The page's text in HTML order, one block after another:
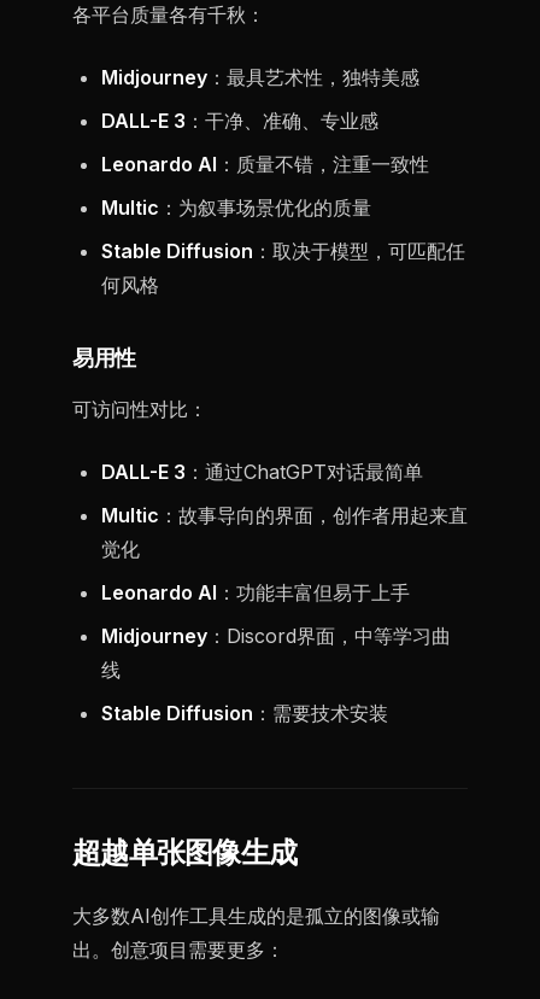
各平台质量各有千秋：
Midjourney ：最具艺术性，独特美感
DALL-E 3 ：干净、准确、专业感
Leonardo AI ：质量不错，注重一致性
Multic ：为叙事场景优化的质量
Stable Diffusion ：取决于模型，可匹配任
何风格
易用性
可访问性对比：
DALL-E 3 ：通过ChatGPT对话最简单
Multic ：故事导向的界面，创作者用起来直
觉化
Leonardo AI ：功能丰富但易于上手
Midjourney ：Discord界面，中等学习曲
线
Stable Diffusion ：需要技术安装
超越单张图像生成
大多数AI创作工具生成的是孤立的图像或输
出。创意项目需要更多：